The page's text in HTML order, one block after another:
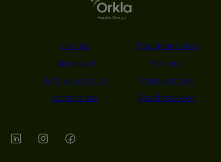
Om oss
Produktene våre
Bærekraft
Karriere
Forbrukerservice
Pressekontakt
Kontakt oss
Åpenhetsloven